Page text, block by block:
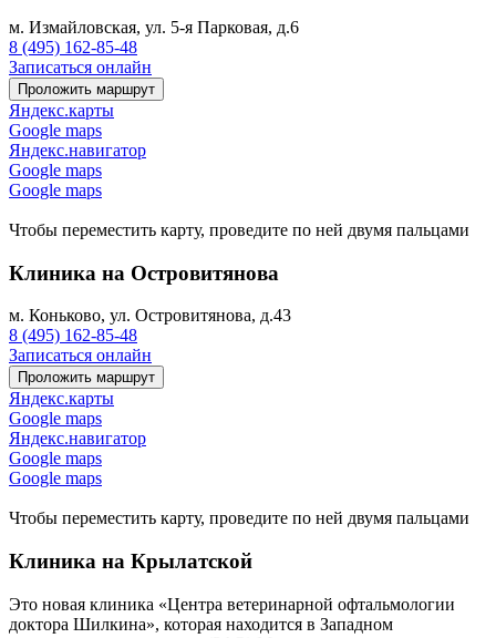
м. Измайловская, ул. 5-я Парковая, д.6
8 (495) 162-85-48
Записаться онлайн
Проложить маршрут
Яндекс.карты
Google maps
Яндекс.навигатор
Google maps
Google maps
Чтобы переместить карту, проведите по ней двумя пальцами
Клиника на Островитянова
м. Коньково, ул. Островитянова, д.43
8 (495) 162-85-48
Записаться онлайн
Проложить маршрут
Яндекс.карты
Google maps
Яндекс.навигатор
Google maps
Google maps
Чтобы переместить карту, проведите по ней двумя пальцами
Клиника на Крылатской
Это новая клиника «Центра ветеринарной офтальмологии
доктора Шилкина», которая находится в Западном